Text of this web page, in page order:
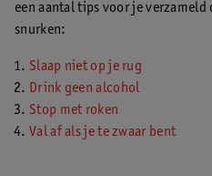
een aantal tips voor je
snurken:
Slaap niet op je rug
Drink geen alcohol
Stop met roken
Val af als je te zwaar bent